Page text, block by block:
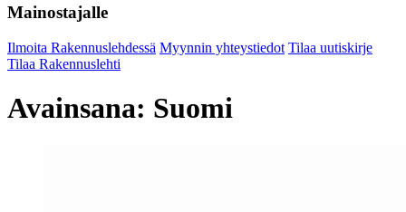
Mainostajalle
Ilmoita Rakennuslehdessä Myynnin yhteystiedot Tilaa uutiskirje
Tilaa Rakennuslehti
Avainsana: Suomi